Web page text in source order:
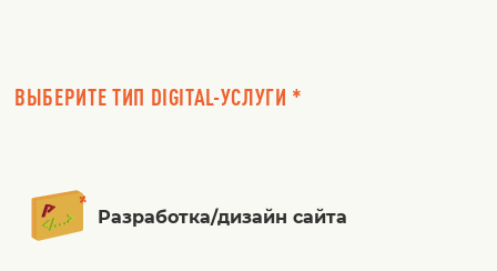
ВЫБЕРИТЕ ТИП DIGITAL-УСЛУГИ *
Разработка/дизайн сайта